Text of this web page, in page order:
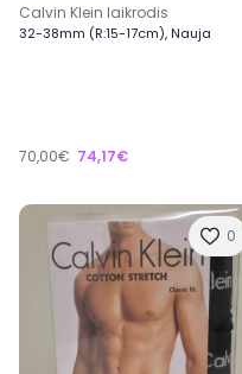
Calvin Klein laikrodis
32-38mm (R:15-17cm), Nauja
70,00€ 74,17€
0